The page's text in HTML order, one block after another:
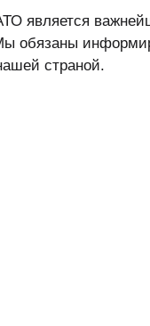
является
обязаны
страной.